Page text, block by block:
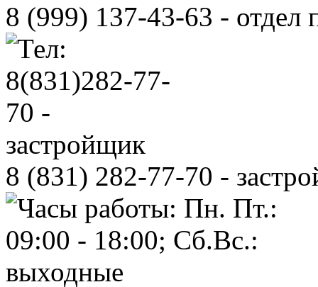
8 (999) 137-43-63 - отдел
8 (831) 282-77-70 -